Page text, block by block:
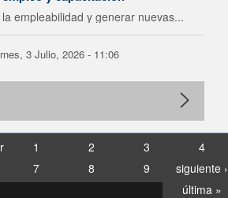
empleabilidad y generar nuevas...
3 Julio, 2026 - 11:06
1 2 3
4
7 8 9
siguiente ›
última »